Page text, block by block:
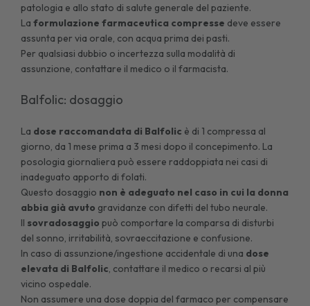
patologia e allo stato di salute generale del paziente.
Laformulazione farmaceutica compresse deve essere
assunta per via orale, con acqua prima dei pasti.
Per qualsiasi dubbio o incertezza sulla modalità di
assunzione, contattare il medico o il farmacista.
Balfolic: dosaggio
La dose raccomandata di Balfolic è di 1 compressa al
giorno, da 1 mese prima a 3 mesi dopo il concepimento. La
posologia giornaliera può essere raddoppiata nei casi di
inadeguato apporto di folati.
Questo dosaggio non è adeguato nel caso in cui la donna
abbia già avuto gravidanze con difetti del tubo neurale.
Il sovradosaggio può comportare la comparsa di disturbi
del sonno, irritabilità, sovraeccitazione e confusione.
In caso di assunzione/ingestione accidentale di una dose
elevata di Balfolic, contattare il medico o recarsi al più
vicino ospedale.
Non assumere una dose doppia del farmaco per compensare